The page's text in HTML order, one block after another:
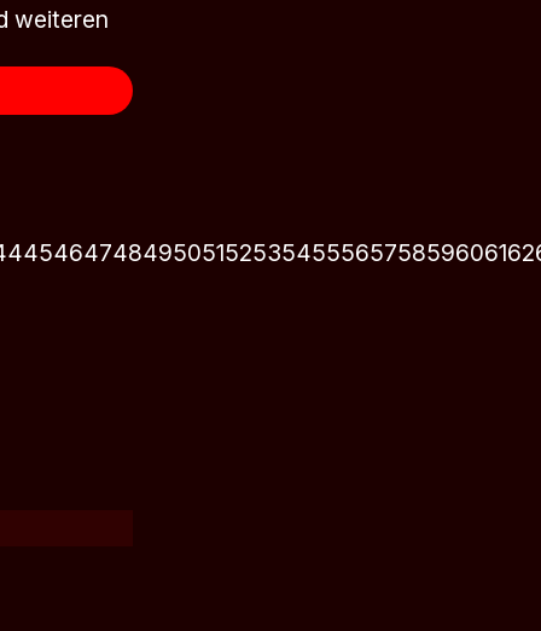
weiteren
454647484950515253545556575859606162